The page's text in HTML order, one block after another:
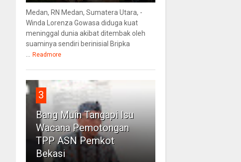
Medan, RN Medan, Sumatera Utara, -
Winda Lorenza Gowasa diduga kuat
meninggal dunia akibat ditembak oleh
suaminya sendiri berinisial Bripka
Readmore
3
Bang Muin Tangapi Isu
Wacana Pemotongan
TPP ASN Pemkot
Bekasi